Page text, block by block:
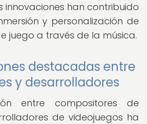
innovaciones han contribuido
y personalización de
juego a través de la música.
destacadas entre
y desarrolladores
entre compositores de
de videojuegos ha